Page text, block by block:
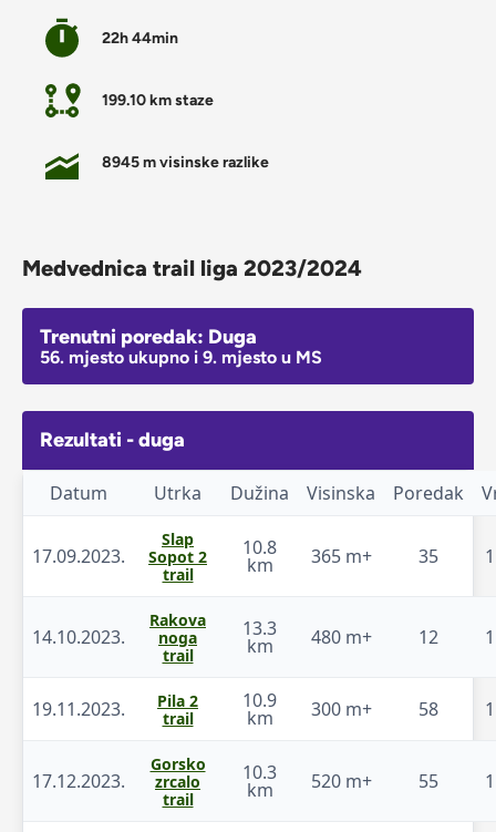
22h 44min
199.10 km staze
8945 m visinske razlike
Medvednica trail liga 2023/2024
Trenutni poredak: Duga
56. mjesto ukupno i 9. mjesto u MS
Rezultati - duga
Datum Utrka Dužina Visinska Poredak
17.09.2023.
Slap
Sopot 2
trail
10.8
km 365 m+ 35
14.10.2023.
Rakova
noga
trail
13.3
km 480 m+ 12
19.11.2023.
Pila 2
trail
10.9
km 300 m+ 58
17.12.2023.
Gorsko
zrcalo
trail
10.3
km 520 m+ 55